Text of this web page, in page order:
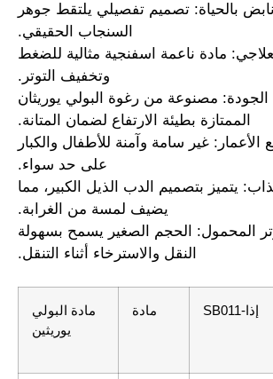
بالحياة: تصميم تفصيلي يلتقط جوهر
السنجاب الحقيقي.
مادة ناعمة اسفنجية مثالية للضغط
وتخفيف التوتر.
الجودة: مصنوعة من رغوة البولي يوريثان
الممتازة بطيئة الارتفاع لضمان المتانة.
الأعمار: غير سامة وآمنة للأطفال والكبار
على حد سواء.
يتميز بتصميم الدب الذيل الكبير، مما
يضيف لمسة من الغرابة.
المحمول: الحجم الصغير يسمح بسهولة
النقل والاسترخاء أثناء التنقل.
إذا-SB011 مادة
مادة البولي
يوريثين